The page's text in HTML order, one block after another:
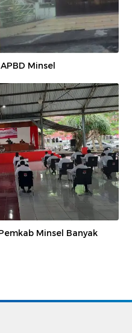
Jangan Ada ‘Pembajakan’ di APBD Minsel
Minsel Banyak